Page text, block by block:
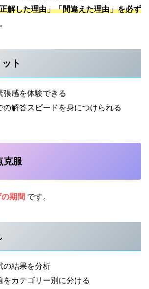
解した理由」「間違えた理由」を必ず
ト
張感を体験できる
の解答スピードを身につけられる
克服
期間 です。
の結果を分析
をカテゴリー別に分ける